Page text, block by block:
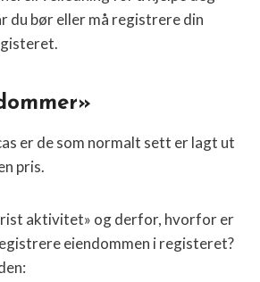
du bør eller må registrere din
er de som normalt sett er lagt ut
pris.
aktivitet» og derfor, hvorfor er
eiendommen i registeret?